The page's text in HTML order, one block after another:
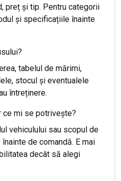
preț și tip. Pentru categorii
și specificațiile înainte
tabelul de mărimi,
stocul și eventualele
întreținere.
ce mi se potrivește?
vehiculului sau scopul de
de comandă. E mai
decât să alegi